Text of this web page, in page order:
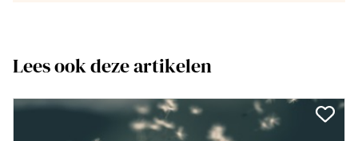
Lees ook deze artikelen